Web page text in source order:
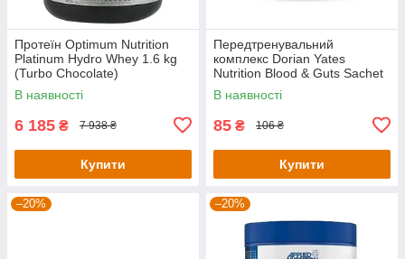
Протеїн Optimum Nutrition
Platinum Hydro Whey 1.6 kg
(Turbo Chocolate)
В наявності
6 185 ₴ 7 938 ₴
Купити
Передтренувальний
комплекс Dorian Yates
Nutrition Blood & Guts Sachet
— 19 g (Pear Kiwi)
В наявності
85 ₴ 106 ₴
Купити
–20% –20%